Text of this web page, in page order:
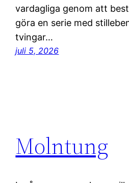
vardagliga genom att
göra en serie med
tvingar…
juli 5, 2026
Molntung